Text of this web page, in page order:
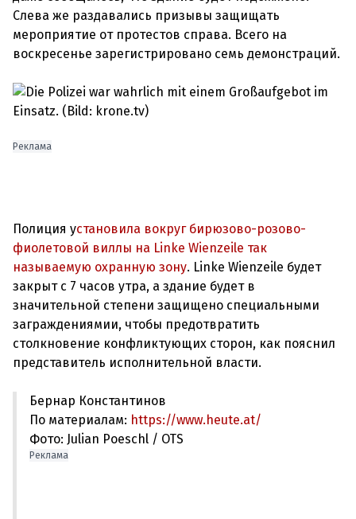
Слева же раздавались призывы защищать
мероприятие от протестов справа. Всего на
воскресенье зарегистрировано семь демонстраций.
Реклама
Полиция установила вокруг бирюзово-розово-
фиолетовой виллы на Linke Wienzeile так
называемую охранную зону. Linke Wienzeile будет
закрыт с 7 часов утра, а здание будет в
значительной степени защищено специальными
заграждениямии, чтобы предотвратить
столкновение конфликтующих сторон, как пояснил
Бернар Константинов
По материалам: https://www.heute.at/
Фото: Julian Poeschl / OTS
Реклама